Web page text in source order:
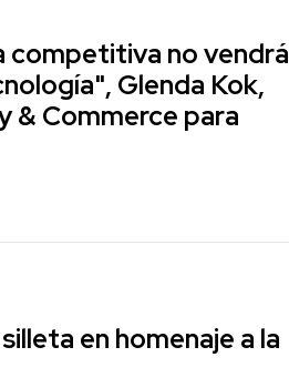
competitiva no vendrá
Glenda Kok,
& Commerce para
en homenaje a la